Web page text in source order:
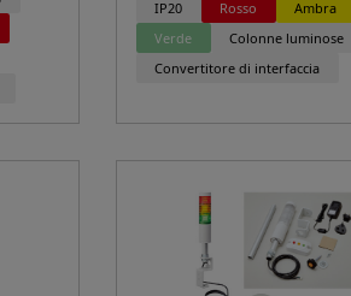
IP20
Rosso
Ambra
Verde
Colonne luminose
Convertitore di interfaccia